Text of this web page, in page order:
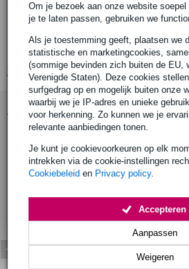
Om je bezoek aan onze website
je te laten passen, gebruiken we
Als je toestemming geeft, plaatsen we
statistische en marketingcookies,
(sommige bevinden zich buiten de EU,
Verenigde Staten). Deze cookies
surfgedrag op en mogelijk buiten onze
waarbij we je IP-adres en unieke
voor herkenning. Zo kunnen we je
relevante aanbiedingen tonen.
Je kunt je cookievoorkeuren op elk
intrekken via de cookie-instellingen
Cookiebeleid en Privacy policy.
Weigeren
Aanpassen
Accepteren
aantal stuks: 1
toepassing: vierweg verbinding met
Bekijk alle productspecificaties
Accessoires (9)